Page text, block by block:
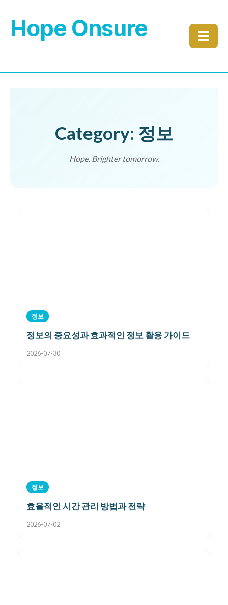
Hope Onsure ☰
Category: 정보
Hope. Brighter tomorrow.
정보
정보의 중요성과 효과적인 정보 활용 가이드
2026-07-30
정보
효율적인 시간 관리 방법과 전략
2026-07-02